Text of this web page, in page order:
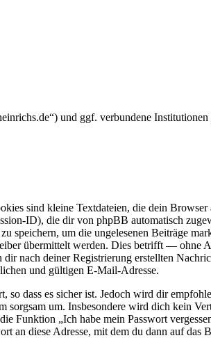
und ggf. verbundene
sind kleine Textdateien, die dein
ID), die dir von phpBB automatisch
speichern, um die ungelesenen Beiträge
übermittelt werden. Dies betrifft —
nach deiner Registrierung erstellten
und gültigen E-Mail-Adresse.
dass es sicher ist. Jedoch wird dir
sorgsam um. Insbesondere wird dich kein
Funktion „Ich habe mein Passwort
an diese Adresse, mit dem du dann auf das